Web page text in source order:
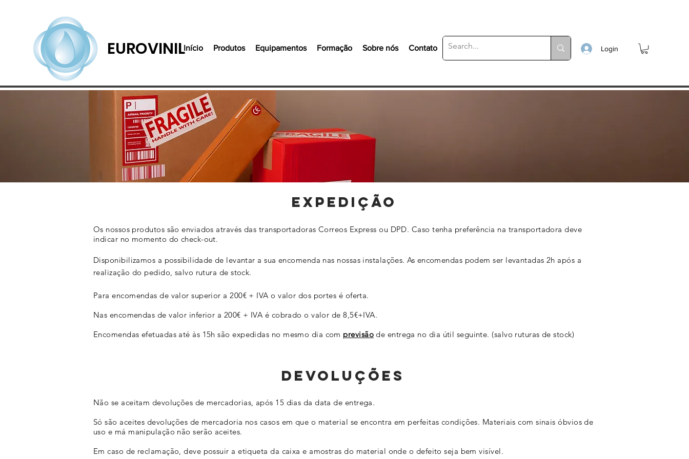
EUROVINILInício Produtos Equipamentos Formação Sobre nós Contato Login
Expedição
Os nossos produtos são enviados através das transportadoras Correos Express ou DPD. Caso tenha preferência na transportadora deve
indicar no momento do check-out.
Disponibilizamos a possibilidade de levantar a sua encomenda nas nossas instalações. As encomendas podem ser levantadas 2h após a
realização do pedido, salvo rutura de stock.
Para encomendas de valor superior a 200€ + IVA o valor dos portes é oferta.
Nas encomendas de valor inferior a 200€ + IVA é cobrado o valor de 8,5€+IVA.
Encomendas efetuadas até às 15h são expedidas no mesmo dia com previsãode entrega no dia útil seguinte. (salvo ruturas de stock)
Devoluções
Não se aceitam devoluções de mercadorias, após 15 dias da data de entrega.
Só são aceites devoluções de mercadoria nos casos em que o material se encontra em perfeitas condições. Materiais com sinais óbvios de
uso e má manipulação não serão aceites.
Em caso de reclamação, deve possuir a etiqueta da caixa e amostras do material onde o defeito seja bem visível.